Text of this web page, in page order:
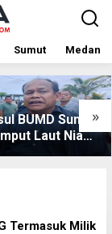
Sumut Medan
»
BUMD Sumut
Laut Nias
Hulu ke Hilir
Termasuk Milik